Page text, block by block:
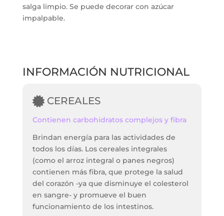
salga limpio. Se puede decorar con azúcar
impalpable.
INFORMACIÓN NUTRICIONAL
CEREALES
Contienen carbohidratos complejos y fibra
Brindan energía para las actividades de
todos los días. Los cereales integrales
(como el arroz integral o panes negros)
contienen más fibra, que protege la salud
del corazón -ya que disminuye el colesterol
en sangre- y promueve el buen
funcionamiento de los intestinos.